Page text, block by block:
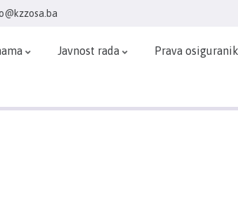
Javnost rada Prava